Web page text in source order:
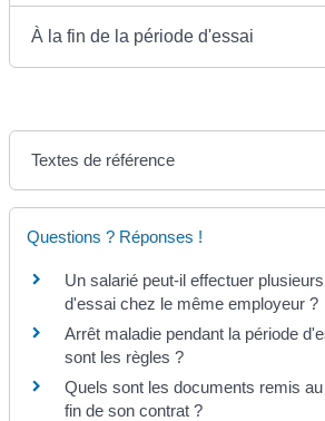
À la fin de la période d'essai
Textes de référence
Questions ? Réponses !
Un salarié peut-il effectuer
d'essai chez le même employeur ?
Arrêt maladie pendant la période
sont les règles ?
Quels sont les documents remis
fin de son contrat ?